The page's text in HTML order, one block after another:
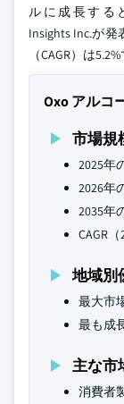
ルに成長する
Insights Inc.が
（CAGR）は5.2%
Oxo アルコ
市場規
2025年
2026年
2035年
CAGR
地域別
最大市
最も成
主な市
消費者